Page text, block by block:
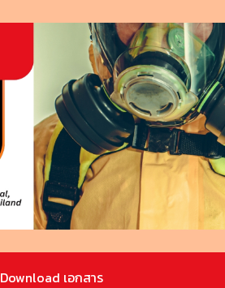
Download เอกสาร